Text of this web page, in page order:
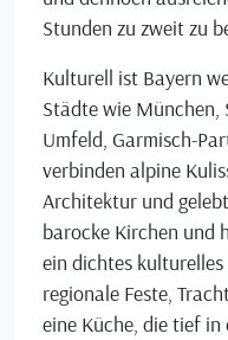
Stunden zu zweit zu
Kulturell ist Bayern
Städte wie München,
Umfeld, Garmisch-
verbinden alpine
Architektur und
barocke Kirchen und
ein dichtes
regionale Feste,
eine Küche, die tief